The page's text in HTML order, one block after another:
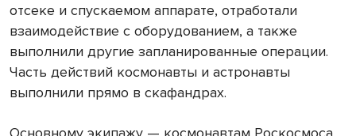
отсеке и спускаемом аппарате, отработали
взаимодействие с оборудованием, а также
выполнили другие запланированные операции.
Часть действий космонавты и астронавты
выполнили прямо в скафандрах.